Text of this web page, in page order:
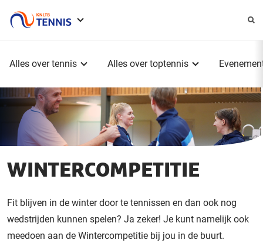
Alles over tennis Alles over toptennis
WINTERCOMPETITIE
Fit blijven in de winter door te tennissen en dan ook nog
wedstrijden kunnen spelen? Ja zeker! Je kunt namelijk ook
meedoen aan de Wintercompetitie bij jou in de buurt.